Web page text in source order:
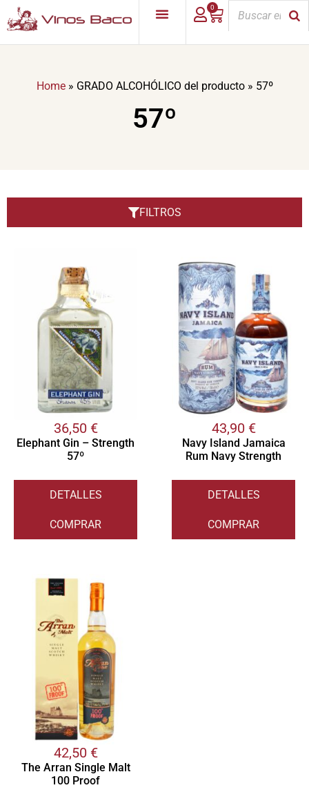
0
Home» GRADO ALCOHÓLICO del producto» 57º
57º
36,50 €
Elephant Gin – Strength
57º
DETALLES
COMPRAR
43,90 €
Navy Island Jamaica
Rum Navy Strength
DETALLES
COMPRAR
42,50 €
The Arran Single Malt
100 Proof
FILTROS